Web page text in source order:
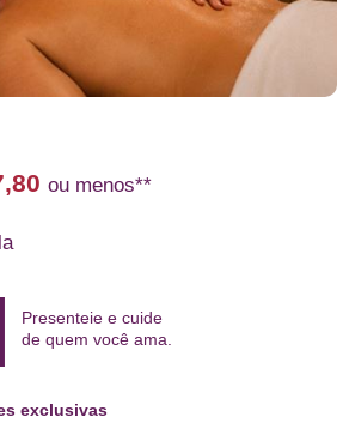
ou menos**
Presenteie e cuide
de quem você ama
exclusivas